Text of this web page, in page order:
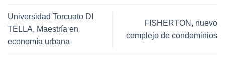
Universidad Torcuato DI
TELLA, Maestría en
economía urbana
FISHERTON, nuevo
complejo de condominios